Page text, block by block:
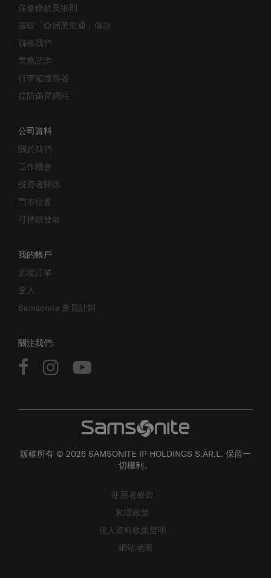
保修條款及細則
賺取「亞洲萬里通」條款
聯絡我們
業務諮詢
行李箱搜尋器
提防偽冒網站
公司資料
關於我們
工作機會
投資者關係
門市位置
可持續發展
我的帳戶
追蹤訂單
登入
Samsonite 會員計劃
關注我們:
版權所有 © 2026 SAMSONITE IP HOLDINGS S.ÀR.L. 保留一
切權利。
使用者條款
私隱政策
個人資料收集聲明
網站地圖